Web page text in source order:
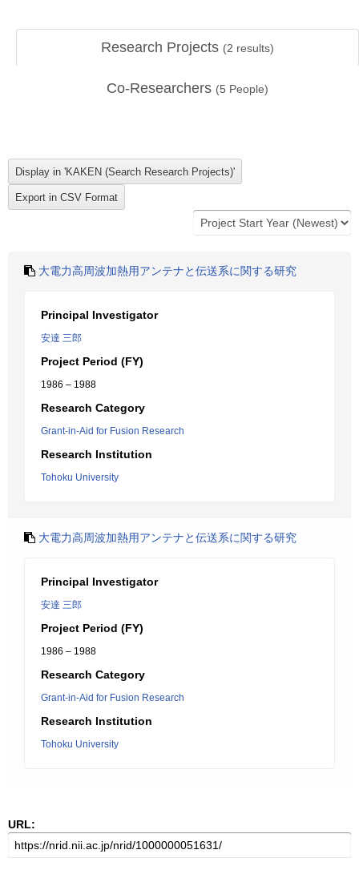
Research Projects (2 results)
Co-Researchers (5 People)
大電力高周波加熱用アンテナと伝送系に関する研究
Principal Investigator
安達 三郎
Project Period (FY)
1986 – 1988
Research Category
Grant-in-Aid for Fusion Research
Research Institution
Tohoku University
大電力高周波加熱用アンテナと伝送系に関する研究
Principal Investigator
安達 三郎
Project Period (FY)
1986 – 1988
Research Category
Grant-in-Aid for Fusion Research
Research Institution
Tohoku University
URL: